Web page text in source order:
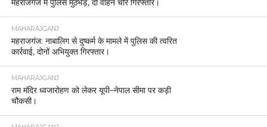
महराजगंज में पुलिस मुठभेड़, दो वाहन चोर गिरफ्तार।
MAHARAJGANJ
महराजगंज: नाबालिग से दुष्कर्म के मामले में पुलिस की त्वरित
कार्रवाई, दोनों अभियुक्त गिरफ्तार।
MAHARAJGANJ
राम मंदिर ध्वजारोहण को लेकर यूपी–नेपाल सीमा पर कड़ी
चौकसी।